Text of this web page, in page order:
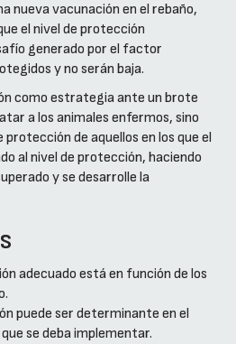
nueva vacunación en el rebaño,
el nivel de protección
generado por el factor
y no serán baja.
como estrategia ante un brote
a los animales enfermos, sino
de aquellos en los que el
al nivel de protección, haciendo
y se desarrolle la
adecuado está en función de los
puede ser determinante en el
se deba implementar.